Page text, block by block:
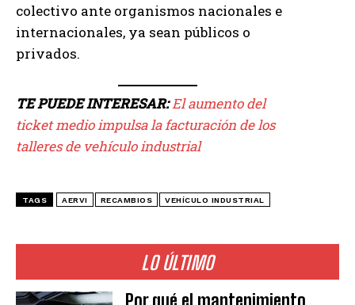
LO ÚLTIMO
colectivo ante organismos nacionales e
internacionales, ya sean públicos o
privados.
TE PUEDE INTERESAR:El aumento del
ticket medio impulsa la facturación de los
talleres de vehículo industrial
TAGS AERVI RECAMBIOS VEHÍCULO INDUSTRIAL